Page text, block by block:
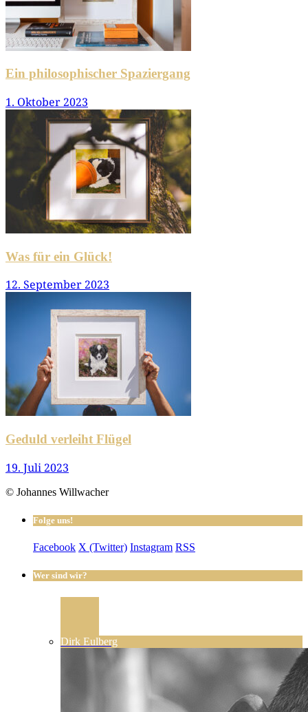
Ein philosophischer Spaziergang
1. Oktober 2023
Was für ein Glück!
12. September 2023
Geduld verleiht Flügel
19. Juli 2023
© Johannes Willwacher
Folge uns!
Facebook X (Twitter) Instagram RSS
Wer sind wir?
Dirk Eulberg